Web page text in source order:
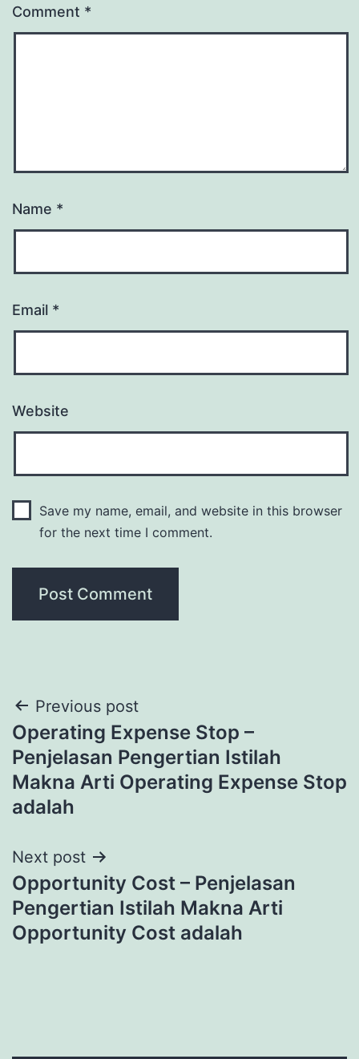
Comment *
Name *
Email *
Website
Save my name, email, and website in this browser
for the next time I comment.
Post
navigation
Previous post
Operating Expense Stop –
Penjelasan Pengertian Istilah
Makna Arti Operating Expense Stop
adalah
Next post
Opportunity Cost – Penjelasan
Pengertian Istilah Makna Arti
Opportunity Cost adalah